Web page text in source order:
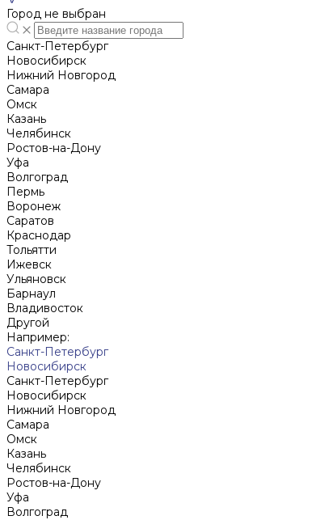
Город не выбран
Санкт-Петербург
Новосибирск
Нижний Новгород
Cамара
Омск
Казань
Челябинск
Ростов-на-Дону
Уфа
Волгоград
Пермь
Воронеж
Саратов
Краснодар
Тольятти
Ижевск
Ульяновск
Барнаул
Владивосток
Другой
Например:
Санкт-Петербург
Новосибирск
Санкт-Петербург
Новосибирск
Нижний Новгород
Cамара
Омск
Казань
Челябинск
Ростов-на-Дону
Уфа
Волгоград